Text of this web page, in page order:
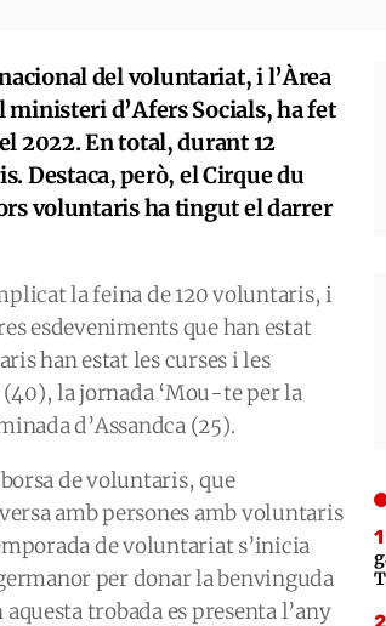
del voluntariat, i l’Àrea
d’Afers Socials, ha fet
2022. En total, durant 12
Destaca, però, el Cirque du
voluntaris ha tingut el darrer
la feina de 120 voluntaris, i
esdeveniments que han estat
han estat les curses i les
(40), la jornada ‘Mou-te per la
d’Assandca (25).
de voluntaris, que
amb persones amb voluntaris
de voluntariat s’inicia
per donar la benvinguda
trobada es presenta l’any